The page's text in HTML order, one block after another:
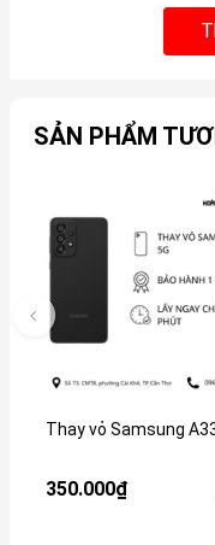
SẢN PHẨM
Thay vỏ Samsung
350.000₫